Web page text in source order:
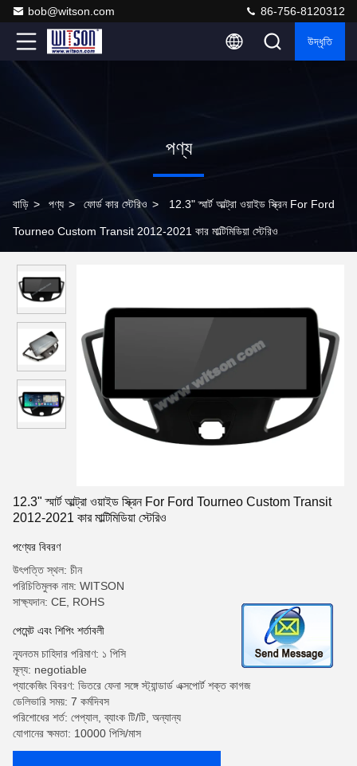
bob@witson.com 86-756-8120312
উদ্ধৃতি
পণ্য
বাড়ি > পণ্য > ফোর্ড কার স্টেরিও > 12.3" স্মার্ট আল্ট্রা ওয়াইড স্ক্রিন For Ford
Tourneo Custom Transit 2012-2021 কার মাল্টিমিডিয়া স্টেরিও
12.3" স্মার্ট আল্ট্রা ওয়াইড স্ক্রিন For Ford Tourneo Custom Transit
2012-2021 কার মাল্টিমিডিয়া স্টেরিও
পণ্যের বিবরণ
উৎপত্তি স্থল: চীন
পরিচিতিমুলক নাম: WITSON
সাক্ষ্যদান: CE, ROHS
পেমেন্ট এবং শিপিং শর্তাবলী
ন্যূনতম চাহিদার পরিমাণ: ১ পিসি
মূল্য: negotiable
প্যাকেজিং বিবরণ: ভিতরে ফেনা সঙ্গে স্ট্যান্ডার্ড এক্সপোর্ট শক্ত কাগজ
ডেলিভারি সময়: 7 কর্মদিবস
পরিশোধের শর্ত: পেপ্যাল, ব্যাংক টি/টি, অন্যান্য
যোগানের ক্ষমতা: 10000 পিসি/মাস